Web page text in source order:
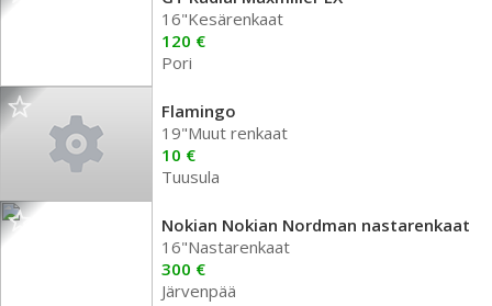
16"Kesärenkaat
120 €
Pori
Flamingo
19"Muut renkaat
10 €
Tuusula
Nokian Nokian Nordman nastarenkaat
16"Nastarenkaat
300 €
Järvenpää